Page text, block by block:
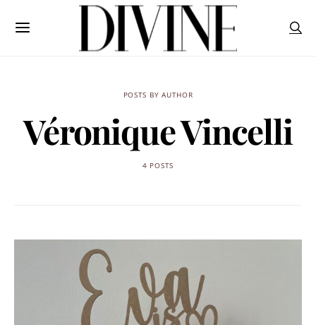
POSTS BY AUTHOR
Véronique Vincelli
4 POSTS